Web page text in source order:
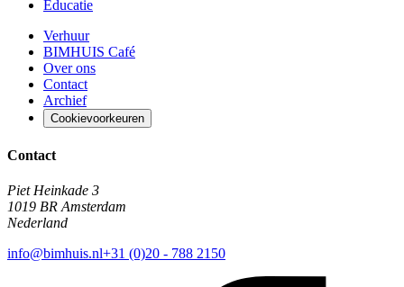
Educatie
Verhuur
BIMHUIS Café
Over ons
Contact
Archief
Cookievoorkeuren
Contact
Piet Heinkade 3
1019 BR Amsterdam
Nederland
info@bimhuis.nl+31 (0)20 - 788 2150